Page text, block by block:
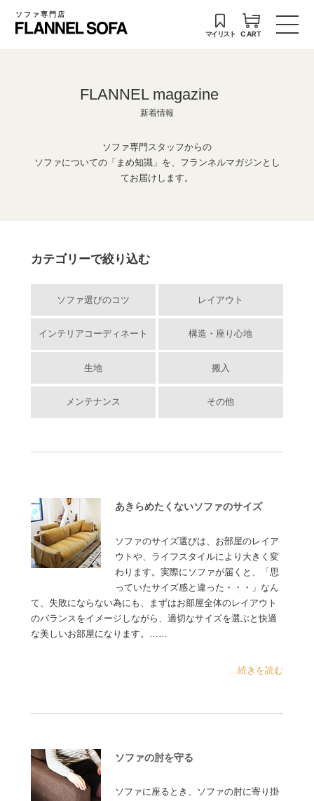
ソファ専門店
マイリスト CART
FLANNEL magazine
新着情報
ソファ専門スタッフからの
ソファについての「まめ知識」を、フランネルマガジンとし
てお届けします。
カテゴリーで絞り込む
ソファ選びのコツ レイアウト
インテリアコーディネート 構造・座り心地
生地 搬入
メンテナンス その他
あきらめたくないソファのサイズ
ソファのサイズ選びは、お部屋のレイア
ウトや、ライフスタイルにより大きく変
わります。実際にソファが届くと、「思
っていたサイズ感と違った・・・」なん
て、失敗にならない為にも、まずはお部屋全体のレイアウト
のバランスをイメージしながら、適切なサイズを選ぶと快適
な美しいお部屋になります。……
...続きを読む
ソファの肘を守る
ソファに座るとき、ソファの肘に寄り掛